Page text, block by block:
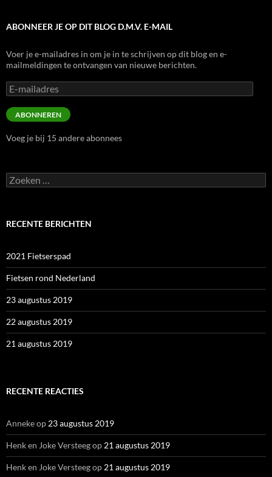
ABONNEER JE OP DIT BLOG D.M.V. E-MAIL
Voer je e-mailadres in om je in te schrijven op dit blog en e-
mailmeldingen te ontvangen van nieuwe berichten.
E-
mailadres
ABONNEREN
Voeg je bij 15 andere abonnees
Zoeken
naar:
RECENTE BERICHTEN
2021 Fietserspad
Fietsen rond Nederland
23 augustus 2019
22 augustus 2019
21 augustus 2019
RECENTE REACTIES
Annekeop 23 augustus 2019
Henk en Joke Versteegop 21 augustus 2019
Henk en Joke Versteegop 21 augustus 2019